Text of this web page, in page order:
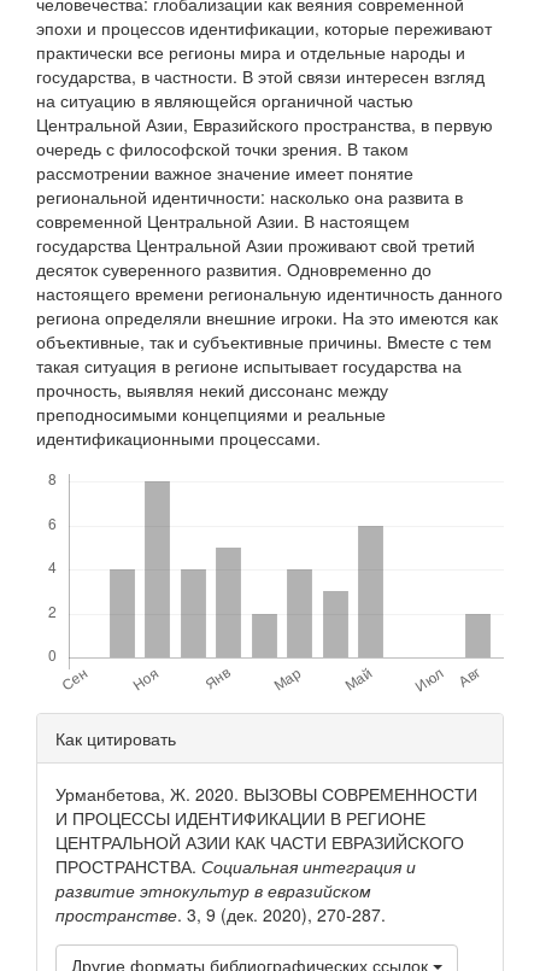
эпохи и процессов идентификации, которые переживают
практически все регионы мира и отдельные народы и
государства, в частности. В этой связи интересен взгляд
на ситуацию в являющейся органичной частью
Центральной Азии, Евразийского пространства, в первую
очередь с философской точки зрения. В таком
рассмотрении важное значение имеет понятие
региональной идентичности: насколько она развита в
современной Центральной Азии. В настоящем
государства Центральной Азии проживают свой третий
десяток суверенного развития. Одновременно до
настоящего времени региональную идентичность данного
региона определяли внешние игроки. На это имеются как
объективные, так и субъективные причины. Вместе с тем
такая ситуация в регионе испытывает государства на
прочность, выявляя некий диссонанс между
преподносимыми концепциями и реальные
идентификационными процессами.
Детали
статьи
Как цитировать
Урманбетова, Ж. 2020. ВЫЗОВЫ СОВРЕМЕННОСТИ
И ПРОЦЕССЫ ИДЕНТИФИКАЦИИ В РЕГИОНЕ
ЦЕНТРАЛЬНОЙ АЗИИ КАК ЧАСТИ ЕВРАЗИЙСКОГО
ПРОСТРАНСТВА. Социальная интеграция и
развитие этнокультур в евразийском
пространстве. 3, 9 (дек. 2020), 270-287.
Другие форматы библиографических ссылок